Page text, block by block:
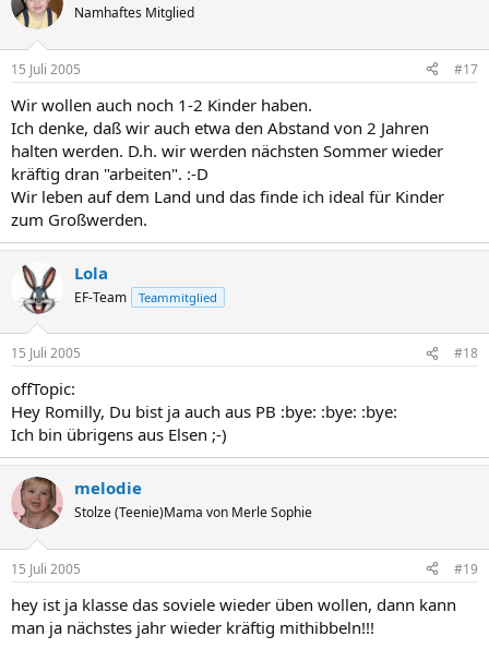
Namhaftes Mitglied
15 Juli 2005 #17
Wir wollen auch noch 1-2 Kinder haben.
Ich denke, daß wir auch etwa den Abstand von 2 Jahren
halten werden. D.h. wir werden nächsten Sommer wieder
kräftig dran "arbeiten". :-D
Wir leben auf dem Land und das finde ich ideal für Kinder
zum Großwerden.
Lola
EF-Team Teammitglied
15 Juli 2005 #18
offTopic:
Hey Romilly, Du bist ja auch aus PB :bye: :bye: :bye:
Ich bin übrigens aus Elsen ;-)
melodie
Stolze (Teenie)Mama von Merle Sophie
15 Juli 2005 #19
hey ist ja klasse das soviele wieder üben wollen, dann kann
man ja nächstes jahr wieder kräftig mithibbeln!!!